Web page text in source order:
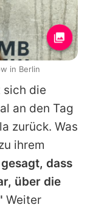
sich die
an den Tag
zurück. Was
ihrem
dass
über die
Weiter
in Berlin